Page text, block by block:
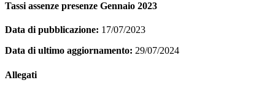
Tassi assenze presenze Gennaio 2023
Data di pubblicazione: 17/07/2023
Data di ultimo aggiornamento: 29/07/2024
Allegati